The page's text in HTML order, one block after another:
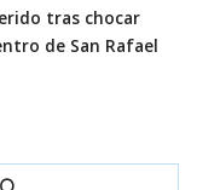
tras chocar
de San Rafael